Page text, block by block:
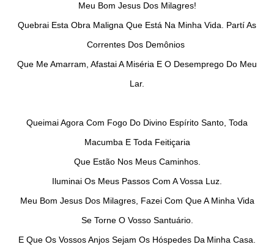
Meu Bom Jesus Dos Milagres!
Quebrai Esta Obra Maligna Que Está Na Minha Vida. Partí As
Correntes Dos Demônios
Que Me Amarram, Afastai A Miséria E O Desemprego Do Meu
Lar.
Queimai Agora Com Fogo Do Divino Espírito Santo, Toda
Macumba E Toda Feitiçaria
Que Estão Nos Meus Caminhos.
Iluminai Os Meus Passos Com A Vossa Luz.
Meu Bom Jesus Dos Milagres, Fazei Com Que A Minha Vida
Se Torne O Vosso Santuário.
E Que Os Vossos Anjos Sejam Os Hóspedes Da Minha Casa.